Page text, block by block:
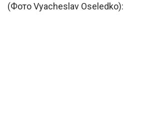
(Фото Vyacheslav Oseledko):